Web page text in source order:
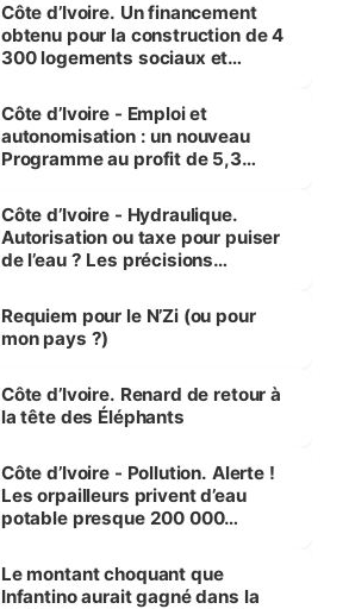
Côte d’Ivoire. Un financement
obtenu pour la construction de 4
300 logements sociaux et
et Yamoussoukro
Côte d’Ivoire - Emploi et
autonomisation : un nouveau
Programme au profit de 5,3
Côte d’Ivoire - Hydraulique.
Autorisation ou taxe pour puiser
de l’eau ? Les précisions
Requiem pour le N’Zi (ou pour
mon pays ?)
Côte d’Ivoire. Renard de retour à
la tête des Éléphants
Côte d’Ivoire - Pollution. Alerte !
Les orpailleurs privent d’eau
potable presque 200 000
Le montant choquant que
Infantino aurait gagné dans la